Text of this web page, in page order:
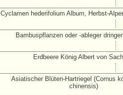
Cyclamen hederifolium Album, Herbst-
Bambuspflanzen oder -ableger
Erdbeere König Albert von
Asiatischer Blüten-Hartriegel (Cornus
chinensis)